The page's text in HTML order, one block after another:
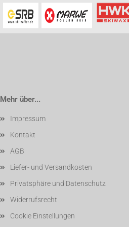
Mehr über...
Impressum
Kontakt
AGB
Liefer- und Versandkosten
Privatsphäre und Datenschutz
Widerrufsrecht
Cookie Einstellungen